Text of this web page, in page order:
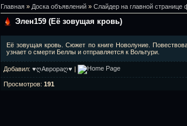
Главная » Доска объявлений » Слайдер на главной
Элен159 (Её зовущая кровь)
Её зовущая кровь. Сюжет по книге Новолуние.
узнает о смерти Беллы и отправляется к Вольтури.
Добавил: ♥ღАврораღ♥ |
Просмотров: 191